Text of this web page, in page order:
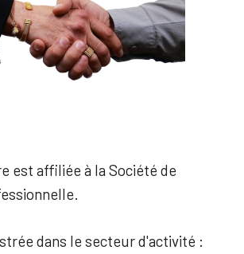
est affiliée à la Société de
dans le secteur d'activité :